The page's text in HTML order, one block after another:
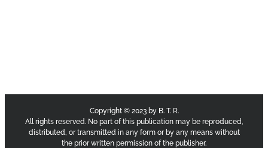
Copyright © 2023 by B. T. R.
All rights reserved. No part of this publication may be reproduced,
distributed, or transmitted in any form or by any means without
the prior written permission of the publisher.